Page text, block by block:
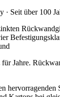
· Seit über 100
Jahre.
hervorragenden